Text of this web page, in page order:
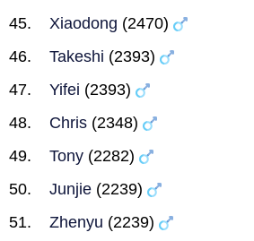
Xiaodong (2470)
Takeshi (2393)
Yifei (2393)
Chris (2348)
Tony (2282)
Junjie (2239)
Zhenyu (2239)